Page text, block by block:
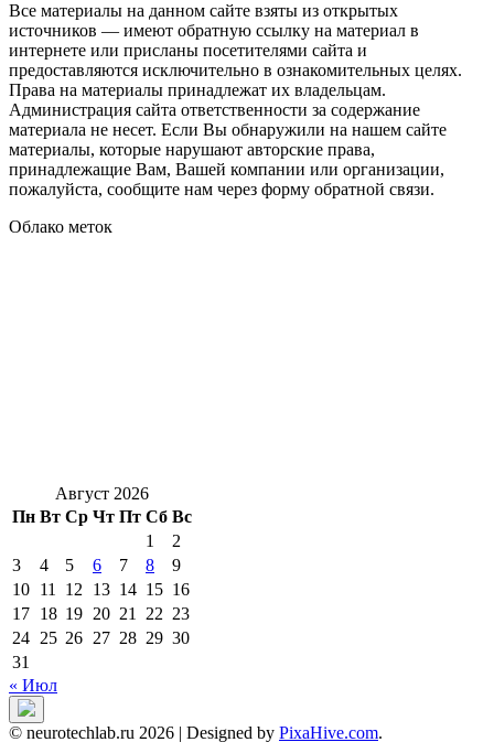
Все материалы на данном сайте взяты из открытых
источников — имеют обратную ссылку на материал в
интернете или присланы посетителями сайта и
предоставляются исключительно в ознакомительных целях.
Права на материалы принадлежат их владельцам.
Администрация сайта ответственности за содержание
материала не несет. Если Вы обнаружили на нашем сайте
материалы, которые нарушают авторские права,
принадлежащие Вам, Вашей компании или организации,
пожалуйста, сообщите нам через форму обратной связи.
Облако меток
Август 2026
Пн Вт Ср Чт Пт Сб Вс
1
2
3
4 5 6 7 8
9
10 11 12 13 14 15 16
17 18 19 20 21 22 23
24 25 26 27 28 29 30
31
« Июл
© neurotechlab.ru 2026 | Designed by PixaHive.com.